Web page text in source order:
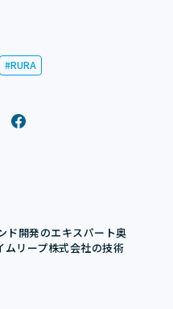
RURA
ド開発のエキスパート奥
ムリープ株式会社の技術